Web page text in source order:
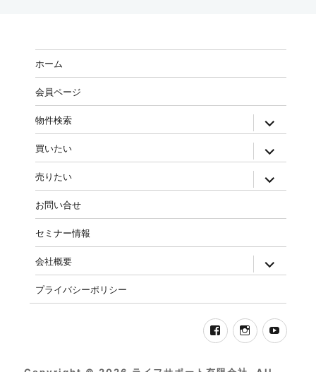
ホーム
会員ページ
物件検索
買いたい
売りたい
お問い合せ
セミナー情報
会社概要
プライバシーポリシー